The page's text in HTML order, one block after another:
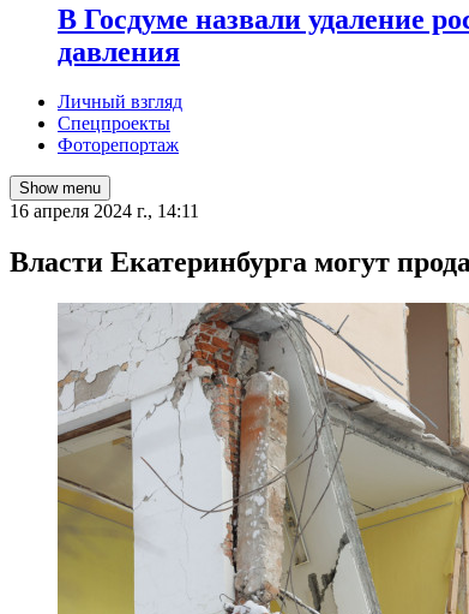
В Госдуме назвали удаление
давления
Личный взгляд
Спецпроекты
Фоторепортаж
Show menu
16 апреля 2024 г., 14:11
Власти Екатеринбурга могут